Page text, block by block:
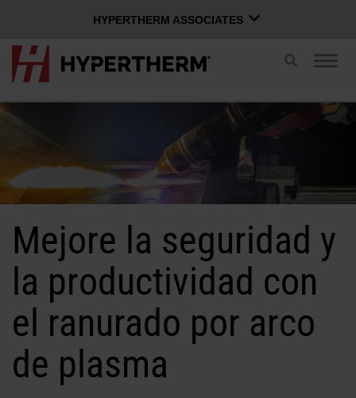
HYPERTHERM ASSOCIATES
HYPERTHERM ASSOCIATES
Chorro de agua OMAX
Grupo de Software
Cambiar
ESPAÑOL
Iniciar sesión en Xnet
Nombre de usuario
Contraseña
Contáctenos Inicio de sesión en Xnet
Productos
Soluciones
Mejore la seguridad y
la productividad con
el ranurado por arco
de plasma